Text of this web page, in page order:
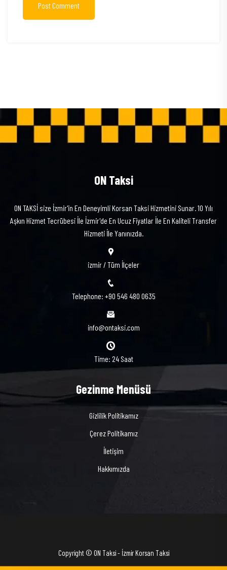
Post Comment
ON Taksi
ON TAKSİ size İzmir'in En Deneyimli Korsan Taksi Hizmetini Sunar. 10 Yılı
Aşkın Hizmet Tecrübesi İle İzmir'de En Ucuz Fiyatlar İle En Kaliteli Transfer
Hizmeti İle Yanınızda.
izmir / Tüm İlçeler
Telephone: +90 546 480 0635
info@ontaksi.com
Time: 24 Saat
Gezinme Menüsü
Gizlilik Politikamız
Çerez Politikamız
İletişim
Hakkımızda
Copyright © ON Taksi - İzmir Korsan Taksi